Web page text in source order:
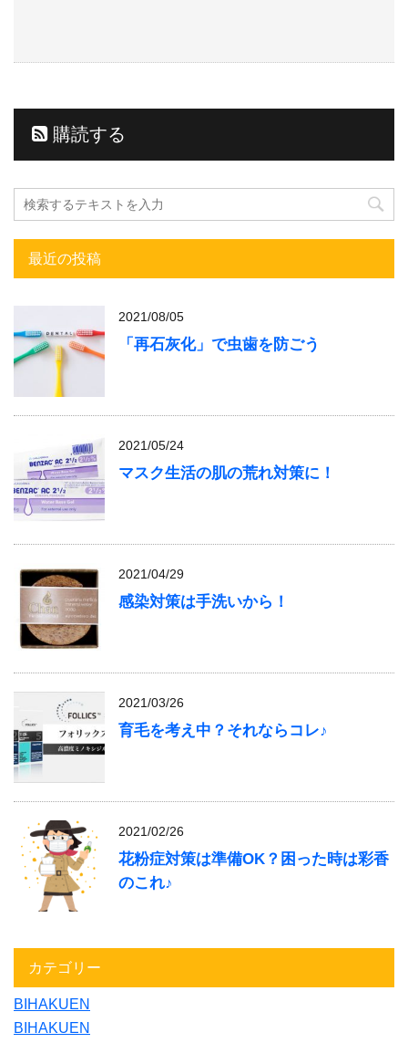
購読する
最近の投稿
2021/08/05
「再石灰化」で虫歯を防ごう
2021/05/24
マスク生活の肌の荒れ対策に！
2021/04/29
感染対策は手洗いから！
2021/03/26
育毛を考え中？それならコレ♪
2021/02/26
花粉症対策は準備OK？困った時は彩香
のこれ♪
カテゴリー
BIHAKUEN
BIHAKUEN